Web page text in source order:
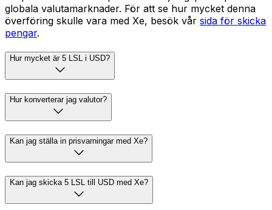
globala valutamarknader. För att se hur mycket denna
överföring skulle vara med Xe, besök vår sida för skicka
pengar.
Hur mycket är 5 LSL i USD?
Hur konverterar jag valutor?
Kan jag ställa in prisvarningar med Xe?
Kan jag skicka 5 LSL till USD med Xe?